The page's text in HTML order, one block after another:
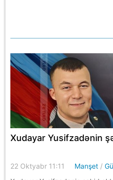
Xudayar Yusifzadənin
22 Oktyabr 11:11 Manşet /